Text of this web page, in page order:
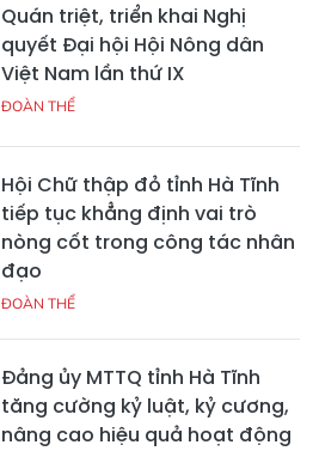
Quán triệt, triển khai Nghị
quyết Đại hội Hội Nông dân
Việt Nam lần thứ IX
ĐOÀN THỂ
Hội Chữ thập đỏ tỉnh Hà Tĩnh
tiếp tục khẳng định vai trò
nòng cốt trong công tác nhân
đạo
ĐOÀN THỂ
Đảng ủy MTTQ tỉnh Hà Tĩnh
tăng cường kỷ luật, kỷ cương,
nâng cao hiệu quả hoạt động